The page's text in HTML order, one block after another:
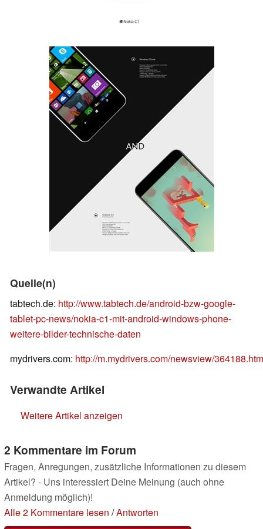
Quelle(n)
tabtech.de: http://www.tabtech.de/android-bzw-google-
tablet-pc-news/nokia-c1-mit-android-windows-phone-
weitere-bilder-technische-daten
mydrivers.com: http://m.mydrivers.com/newsview/
Verwandte Artikel
Weitere Artikel anzeigen
2 Kommentare im Forum
Fragen, Anregungen, zusätzliche Informationen zu diesem
Artikel? - Uns interessiert Deine Meinung (auch ohne
Anmeldung möglich)!
Alle 2 Kommentare lesen /Antworten